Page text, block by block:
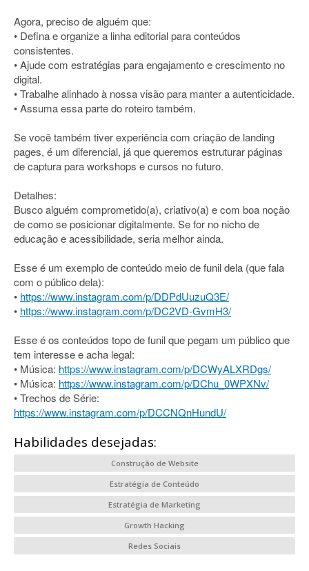
Agora, preciso de alguém que:
• Defina e organize a linha editorial para conteúdos
consistentes.
• Ajude com estratégias para engajamento e crescimento no
digital.
• Trabalhe alinhado à nossa visão para manter a autenticidade.
• Assuma essa parte do roteiro também.
Se você também tiver experiência com criação de landing
pages, é um diferencial, já que queremos estruturar páginas
de captura para workshops e cursos no futuro.
Detalhes:
Busco alguém comprometido(a), criativo(a) e com boa noção
de como se posicionar digitalmente. Se for no nicho de
educação e acessibilidade, seria melhor ainda.
Esse é um exemplo de conteúdo meio de funil dela (que fala
com o público dela):
• https://www.instagram.com/p/DDPdUuzuQ3E/
• https://www.instagram.com/p/DC2VD-GvmH3/
Esse é os conteúdos topo de funil que pegam um público que
tem interesse e acha legal:
• Música: https://www.instagram.com/p/DCWyALXRDgs/
• Música: https://www.instagram.com/p/DChu_0WPXNv/
• Trechos de Série:
https://www.instagram.com/p/DCCNQnHundU/
Habilidades desejadas:
Construção de Website
Estratégia de Conteúdo
Estratégia de Marketing
Growth Hacking
Redes Sociais